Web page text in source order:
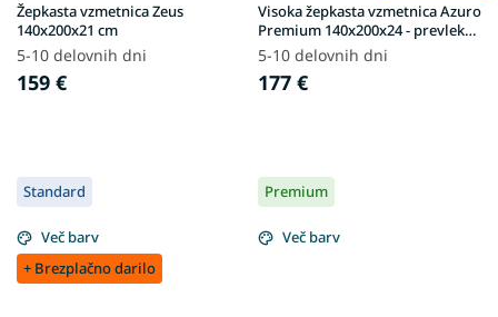
Žepkasta vzmetnica Zeus
140x200x21 cm
5-10 delovnih dni
159 €
Visoka žepkasta vzmetnica Azuro
Premium 140x200x24 - prevleka
Exclusive Premium
5-10 delovnih dni
177 €
Standard
Več barv
+ Brezplačno darilo
Premium
Več barv